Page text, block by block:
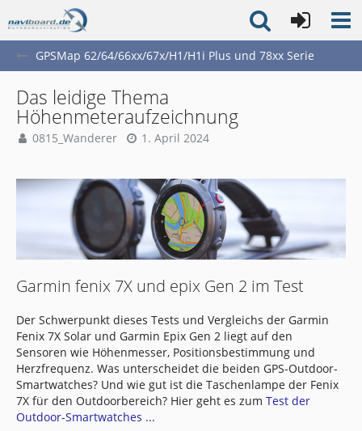
GPSMap 62/64/66xx/67x/H1/H1i Plus und 78xx Serie
Das leidige Thema
Höhenmeteraufzeichnung
0815_Wanderer 1. April 2024
Garmin fenix 7X und epix Gen 2 im Test
Der Schwerpunkt dieses Tests und Vergleichs der Garmin
Fenix 7X Solar und Garmin Epix Gen 2 liegt auf den
Sensoren wie Höhenmesser, Positionsbestimmung und
Herzfrequenz. Was unterscheidet die beiden GPS-Outdoor-
Smartwatches? Und wie gut ist die Taschenlampe der Fenix
7X für den Outdoorbereich? Hier geht es zum Test der
Outdoor-Smartwatches ...